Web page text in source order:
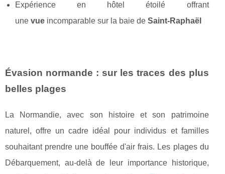
Expérience en hôtel étoilé offrant
une vue incomparable sur la baie de Saint-Raphaël
Évasion normande : sur les traces des plus
belles plages
La Normandie, avec son histoire et son patrimoine
naturel, offre un cadre idéal pour individus et familles
souhaitant prendre une bouffée d'air frais. Les plages du
Débarquement, au-delà de leur importance historique,